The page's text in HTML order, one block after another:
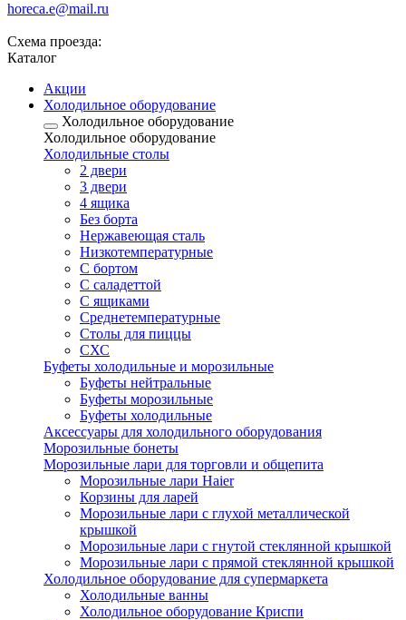
horeca.e@mail.ru
Схема проезда:
Каталог
Акции
Холодильное оборудование
Холодильное оборудование
Холодильное оборудование
Холодильные столы
2 двери
3 двери
4 ящика
Без борта
Нержавеющая сталь
Низкотемпературные
С бортом
С саладеттой
С ящиками
Среднетемпературные
Столы для пиццы
СХС
Буфеты холодильные и морозильные
Буфеты нейтральные
Буфеты морозильные
Буфеты холодильные
Аксессуары для холодильного оборудования
Морозильные бонеты
Морозильные лари для торговли и общепита
Морозильные лари Haier
Корзины для ларей
Морозильные лари с глухой металлической
крышкой
Морозильные лари с гнутой стеклянной крышкой
Морозильные лари с прямой стеклянной крышкой
Холодильное оборудование для супермаркета
Холодильные ванны
Холодильное оборудование Криспи